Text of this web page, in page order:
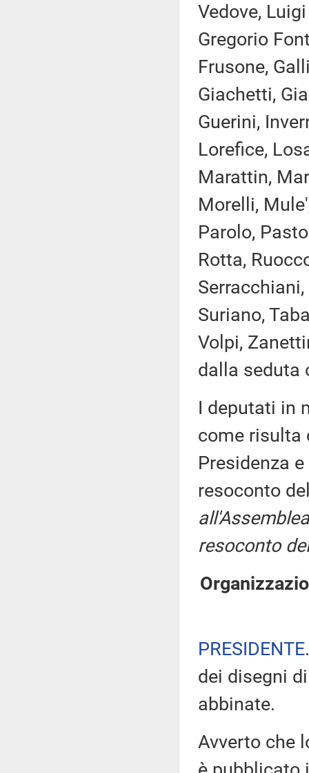
Vedove,
Gregorio
Frusone,
Giachetti,
Guerini,
Lorefice,
Marattin,
Morelli,
Parolo,
Rotta,
Suriano,
Volpi,
dalla seduta
I deputati in
come risulta
Presidenza
resoconto
resoconto
PRESIDENTE
dei disegni
abbinate.
Avverto che